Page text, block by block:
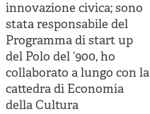
innovazione civica; sono
stata responsabile del
Programma di start up
del Polo del ‘900, ho
collaborato a lungo con la
cattedra di Economia
della Cultura